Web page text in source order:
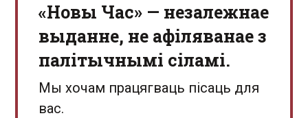
«Новы Час» — незалежнае
выданне, не афіляванае з
палітычнымі сіламі.
Мы хочам працягваць пісаць для
вас.